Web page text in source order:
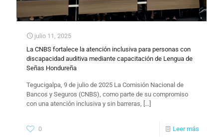
julio 11, 2025
La CNBS fortalece la atención inclusiva para personas con
discapacidad auditiva mediante capacitación de Lengua de
Señas Hondureña
Tegucigalpa, 9 de julio de 2025 La Comisión Nacional de
Bancos y Seguros (CNBS), como parte de su compromiso
con una atención inclusiva y sin barreras, […]
0 Leer más